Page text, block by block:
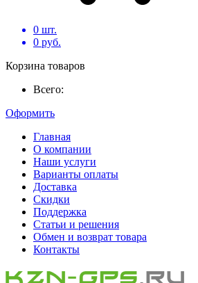
0 шт.
0 руб.
Корзина товаров
Всего:
Оформить
Главная
О компании
Наши услуги
Варианты оплаты
Доставка
Скидки
Поддержка
Статьи и решения
Обмен и возврат товара
Контакты